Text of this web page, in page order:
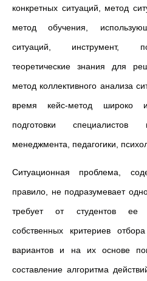
конкретных ситуаций, метод
метод обучения,
ситуаций, инструмент,
теоретические знания для
метод коллективного анализа
время кейс-метод широко
подготовки
менеджмента, педагогики,
Ситуационная проблема,
правило, не подразумевает
требует от студентов ее
собственных критериев
вариантов и на их основе
составление алгоритма